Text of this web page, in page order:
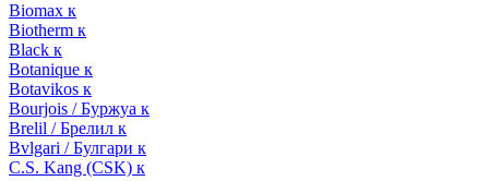
Biomax к
Biotherm к
Black к
Botanique к
Botavikos к
Bourjois / Буржуа к
Brelil / Брелил к
Bvlgari / Булгари к
C.S. Kang (CSK) к